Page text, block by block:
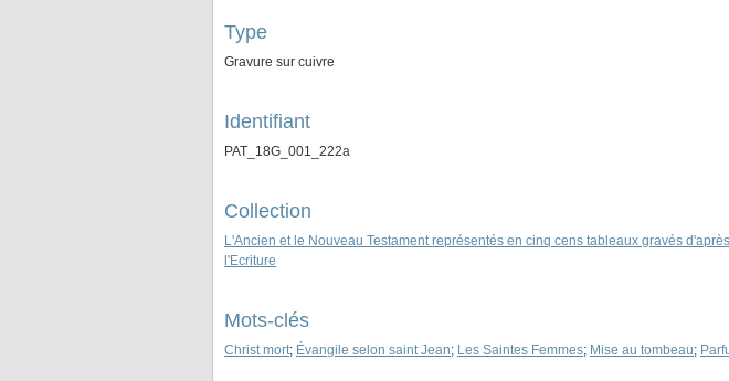
Type
Gravure sur cuivre
Identifiant
PAT_18G_001_222a
Collection
L'Ancien et le Nouveau Testament représentés en cinq cens tableaux gravés
l'Ecriture
Mots-clés
Christ mort; Évangile selon saint Jean; Les Saintes Femmes; Mise au tombeau;